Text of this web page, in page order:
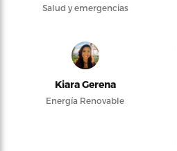
Salud y emergencias
Kiara Gerena
Energía Renovable